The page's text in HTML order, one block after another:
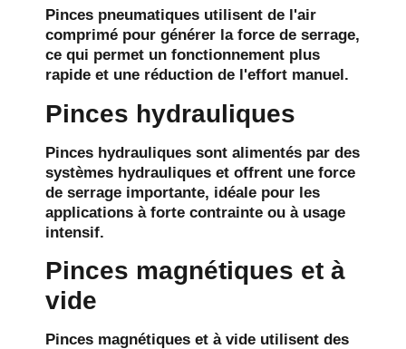
Pinces pneumatiques utilisent de l'air
comprimé pour générer la force de serrage,
ce qui permet un fonctionnement plus
rapide et une réduction de l'effort manuel.
Pinces hydrauliques
Pinces hydrauliques sont alimentés par des
systèmes hydrauliques et offrent une force
de serrage importante, idéale pour les
applications à forte contrainte ou à usage
intensif.
Pinces magnétiques et à
vide
Pinces magnétiques et à vide utilisent des